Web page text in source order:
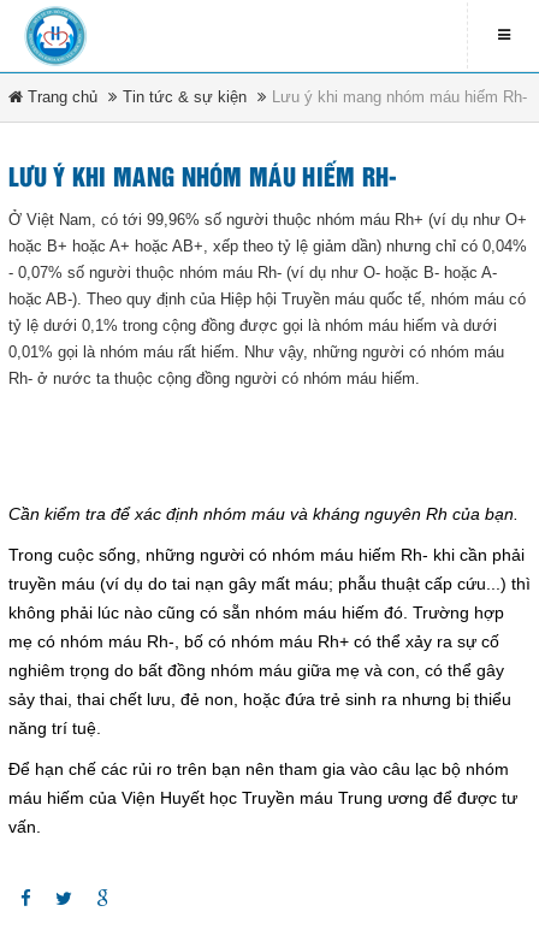
Trang chủ Tin tức & sự kiện Lưu ý khi mang nhóm máu hiếm Rh-
LƯU Ý KHI MANG NHÓM MÁU HIẾM RH-
Ở Việt Nam, có tới 99,96% số người thuộc nhóm máu Rh+ (ví dụ như O+
hoặc B+ hoặc A+ hoặc AB+, xếp theo tỷ lệ giảm dần) nhưng chỉ có 0,04%
- 0,07% số người thuộc nhóm máu Rh- (ví dụ như O- hoặc B- hoặc A-
hoặc AB-). Theo quy định của Hiệp hội Truyền máu quốc tế, nhóm máu có
tỷ lệ dưới 0,1% trong cộng đồng được gọi là nhóm máu hiếm và dưới
0,01% gọi là nhóm máu rất hiếm. Như vậy, những người có nhóm máu
Rh- ở nước ta thuộc cộng đồng người có nhóm máu hiếm.
Cần kiểm tra để xác định nhóm máu và kháng nguyên Rh của bạn.
Trong cuộc sống, những người có nhóm máu hiếm Rh- khi cần phải
truyền máu (ví dụ do tai nạn gây mất máu; phẫu thuật cấp cứu...) thì
không phải lúc nào cũng có sẵn nhóm máu hiếm đó. Trường hợp
mẹ có nhóm máu Rh-, bố có nhóm máu Rh+ có thể xảy ra sự cố
nghiêm trọng do bất đồng nhóm máu giữa mẹ và con, có thể gây
sảy thai, thai chết lưu, đẻ non, hoặc đứa trẻ sinh ra nhưng bị thiểu
năng trí tuệ.
Để hạn chế các rủi ro trên bạn nên tham gia vào câu lạc bộ nhóm
máu hiếm của Viện Huyết học Truyền máu Trung ương để được tư
vấn.
DANH MỤC
Trang chủ
Tin tức & sự kiện
Văn bản pháp luật
Hoạt động chuyên môn
Thông báo từ bệnh viện
Thông tin dược phẩm
Công tác xã hội
Hoạt động đoàn thể
LIÊN HỆ
79 Bà Triệu - Xã Hóc Môn -
TP.HCM
contact_phone
(08) 3891 4208
ĐĂNG KÍ NHẬN EMAIL
newsletter_informbvdkhocmon
ĐĂNG KÝ
COPYRIGHT 2015. ALL RIGHTS RESERVED